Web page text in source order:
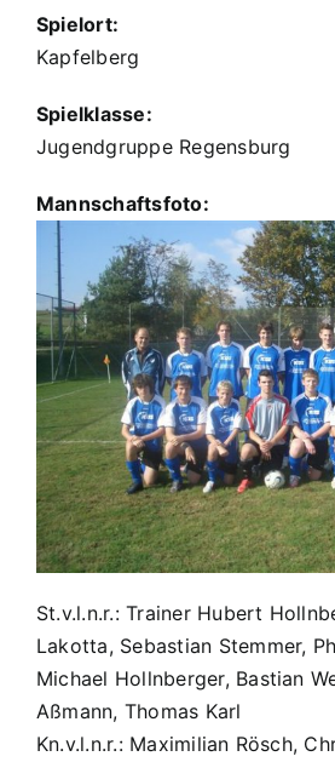
Spielort:
Kapfelberg
Spielklasse:
Jugendgruppe Regensburg
Mannschaftsfoto:
St.v.l.n.r.: Trainer Hubert
Lakotta, Sebastian Stemmer,
Michael Hollnberger, Bastian
Aßmann, Thomas Karl
Kn.v.l.n.r.: Maximilian Rösch,